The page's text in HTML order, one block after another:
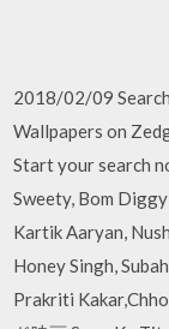
2018/02/09
Wallpapers on
Start your search
Sweety, Bom
Kartik Aaryan,
Honey Singh,
Prakriti